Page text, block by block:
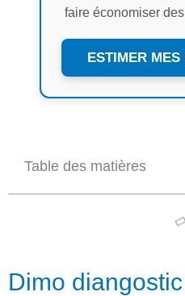
faire économiser
ESTIMER
Table des matières
Dimo